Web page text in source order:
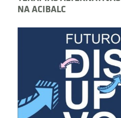
NA ACIBALC